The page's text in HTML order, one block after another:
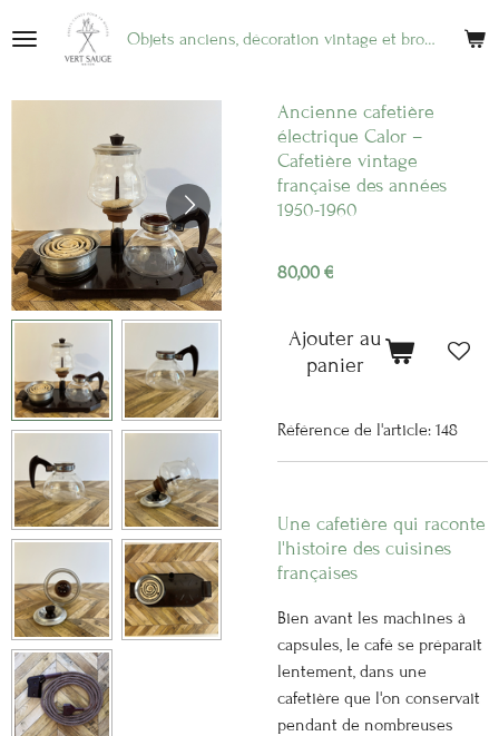
Passer
au
principal
Objets anciens, décoration vintage et brocante en ligne
Ancienne cafetière
électrique Calor –
Cafetière vintage
française des années
1950-1960
80,00 €
Ajouter au
panier
Référence de l'article: 148
Une cafetière qui raconte
l'histoire des cuisines
françaises
Bien avant les machines à
capsules, le café se préparait
lentement, dans une
cafetière que l'on conservait
pendant de nombreuses